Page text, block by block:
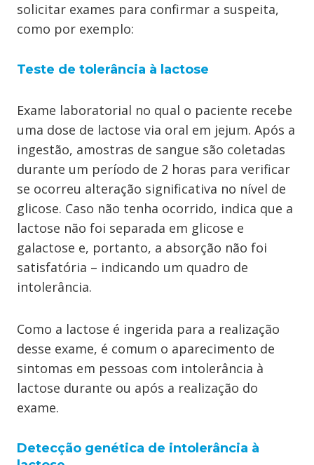
solicitar exames para confirmar a suspeita,
como por exemplo:
Teste de tolerância à lactose
Exame laboratorial no qual o paciente recebe
uma dose de lactose via oral em jejum. Após a
ingestão, amostras de sangue são coletadas
durante um período de 2 horas para verificar
se ocorreu alteração significativa no nível de
glicose. Caso não tenha ocorrido, indica que a
lactose não foi separada em glicose e
galactose e, portanto, a absorção não foi
satisfatória – indicando um quadro de
intolerância.
Como a lactose é ingerida para a realização
desse exame, é comum o aparecimento de
sintomas em pessoas com intolerância à
lactose durante ou após a realização do
exame.
Detecção genética de intolerância à